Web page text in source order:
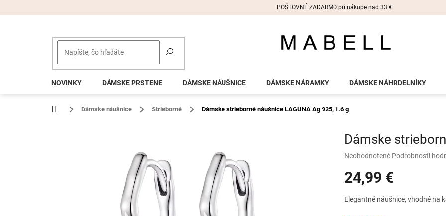
POŠTOVNÉ ZADARMO pri nákupe nad 33 €
NOVINKY DÁMSKE PRSTENE DÁMSKE NÁUŠNICE DÁMSKE NÁRAMKY DÁMSKE NÁHRDELNÍKY
Domov Dámske náušnice Strieborné Dámske strieborné náušnice LAGUNA Ag 925, 1.6 g
Dámske
Priemerné
produktu
je
z
Neohodnotené Podrobnosti
24,99 €
cena:
Elegantné náušnice, vhodné na